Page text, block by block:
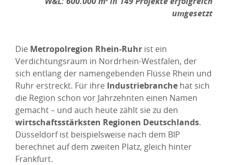
umgesetzt
Die Metropolregion Rhein-Ruhr ist ein
Verdichtungsraum in Nordrhein-Westfalen, der
sich entlang der namengebenden Flüsse Rhein und
Ruhr erstreckt. Für ihre Industriebranche hat sich
die Region schon vor Jahrzehnten einen Namen
gemacht – und auch heute zählt sie zu den
wirtschaftsstärksten Regionen Deutschlands.
Düsseldorf ist beispielsweise nach dem BIP
berechnet auf dem zweiten Platz, gleich hinter
Frankfurt.